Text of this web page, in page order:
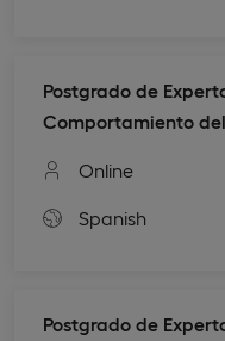
Postgrado de
Comportamiento
Online
Spanish
Postgrado de